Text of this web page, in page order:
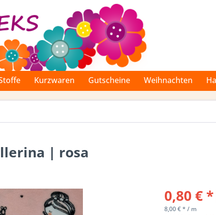
Kurzwaren Gutscheine Weihnachten
| rosa
0,80 € *
8,00 € * / m